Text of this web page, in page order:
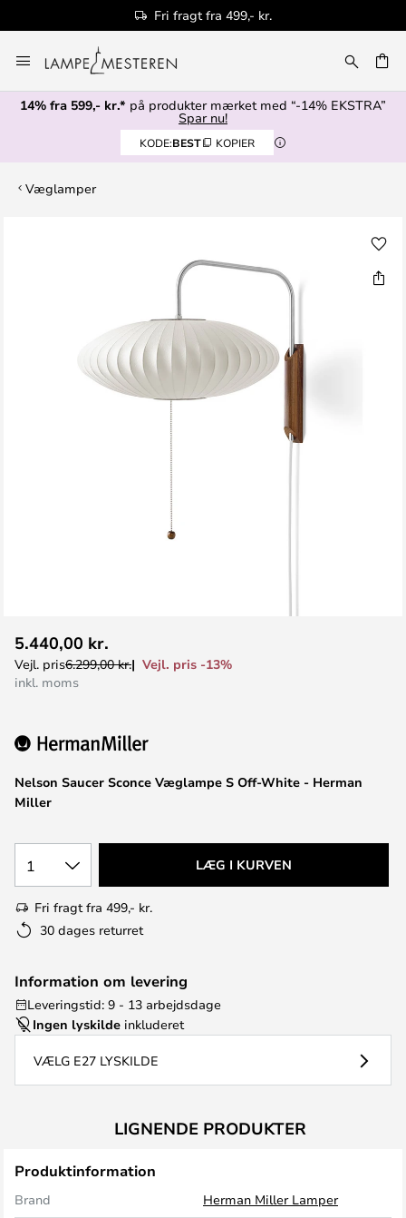
Fri fragt fra 499,- kr.
to
Content
14% fra 599,- kr.* på produkter mærket med “-14% EKSTRA”
Spar nu!
KODE:BEST KOPIER
Væglamper
til
starten
Nelson Saucer Sconce Væglampe S Off-White - Herman
Miller
5.440,00 kr.
Vejl. pris6.299,00 kr.
Vejl. pris -13%
inkl. moms
1 LÆG I KURVEN
Fri fragt fra 499,- kr.
30 dages returret
Information om levering
Leveringstid: 9 - 13 arbejdsdage
Ingen lyskilde inkluderet
VÆLG E27 LYSKILDE
LIGNENDE PRODUKTER
Produktinformation
Brand
Herman Miller Lamper